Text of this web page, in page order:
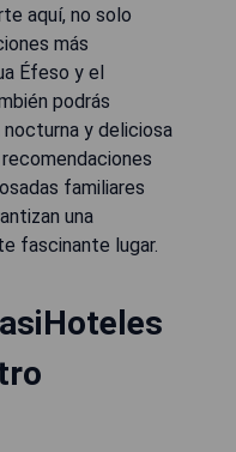
aquí, no solo
más
Éfeso y el
podrás
y deliciosa
familiares
una
fascinante lugar.